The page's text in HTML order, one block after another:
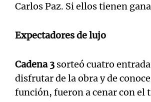
Carlos Paz. Si ellos tienen
Expectadores de lujo
Cadena 3 sorteó cuatro
disfrutar de la obra y de
función, fueron a cenar con el